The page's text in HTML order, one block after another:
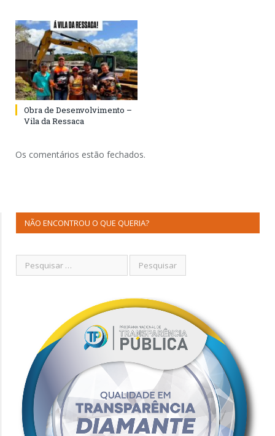
Obra de Desenvolvimento –
Vila da Ressaca
Os comentários estão fechados.
NÃO ENCONTROU O QUE QUERIA?